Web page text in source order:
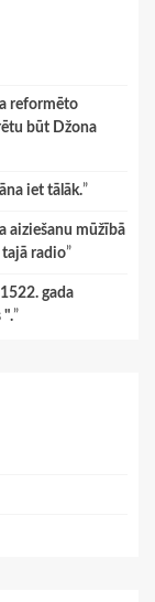
reformēto
būt Džona
iet tālāk.”
aiziešanu mūžībā
tajā radio”
gada
".”